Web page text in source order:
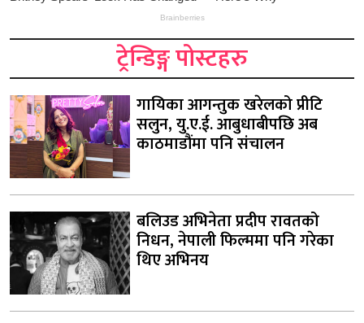
ट्रेन्डिङ्ग पोस्टहरु
गायिका आगन्तुक खरेलको प्रीटि
सलुन, यु.ए.ई. आबुधाबीपछि अब
काठमाडौंमा पनि संचालन
बलिउड अभिनेता प्रदीप रावतको
निधन, नेपाली फिल्ममा पनि गरेका
थिए अभिनय